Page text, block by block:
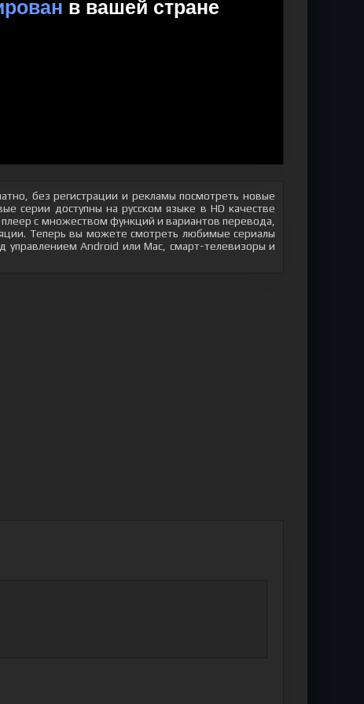
без регистрации и рекламы посмотреть новые
серии доступны на русском языке в HD качестве
с множеством функций и вариантов перевода,
Теперь вы можете смотреть любимые сериалы
управлением Android или Mac, смарт-телевизоры и